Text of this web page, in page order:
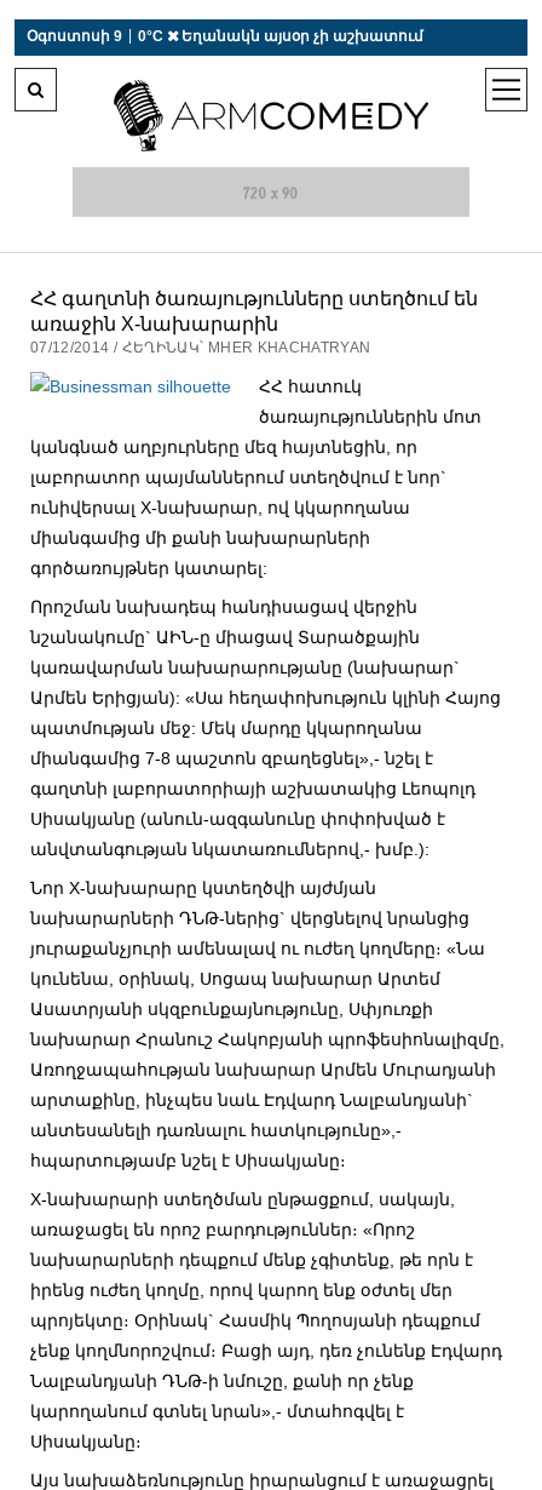
Օգոստոսի 9 0°C  Եղանակն այսօր չի աշխատում
open
ՀՀ գաղտնի ծառայությունները ստեղծում են
առաջին X-նախարարին
07/12/2014 / ՀԵՂԻՆԱԿ՝ MHER KHACHATRYAN
ՀՀ հատուկ
ծառայություններին մոտ
կանգնած աղբյուրները մեզ հայտնեցին, որ
լաբորատոր պայմաններում ստեղծվում է նոր`
ունիվերսալ X-նախարար, ով կկարողանա
միանգամից մի քանի նախարարների
գործառույթներ կատարել:
Որոշման նախադեպ հանդիսացավ վերջին
նշանակումը` ԱԻՆ-ը միացավ Տարածքային
կառավարման նախարարությանը (նախարար`
Արմեն Երիցյան): «Սա հեղափոխություն կլինի Հայոց
պատմության մեջ: Մեկ մարդը կկարողանա
միանգամից 7-8 պաշտոն զբաղեցնել»,- նշել է
գաղտնի լաբորատորիայի աշխատակից Լեոպոլդ
Սիսակյանը (անուն-ազգանունը փոփոխված է
անվտանգության նկատառումներով,- խմբ.):
Նոր X-նախարարը կստեղծվի այժմյան
նախարարների ԴՆԹ-ներից` վերցնելով նրանցից
յուրաքանչյուրի ամենալավ ու ուժեղ կողմերը։ «Նա
կունենա, օրինակ, Սոցապ նախարար Արտեմ
Ասատրյանի սկզբունքայնությունը, Սփյուռքի
նախարար Հրանուշ Հակոբյանի պրոֆեսիոնալիզմը,
Առողջապահության նախարար Արմեն Մուրադյանի
արտաքինը, ինչպես նաև Էդվարդ Նալբանդյանի`
անտեսանելի դառնալու հատկությունը»,-
հպարտությամբ նշել է Սիսակյանը։
X-նախարարի ստեղծման ընթացքում, սակայն,
առաջացել են որոշ բարդություններ։ «Որոշ
նախարարների դեպքում մենք չգիտենք, թե որն է
իրենց ուժեղ կողմը, որով կարող ենք օժտել մեր
պրոյեկտը։ Օրինակ` Հասմիկ Պողոսյանի դեպքում
չենք կողմնորոշվում։ Բացի այդ, դեռ չունենք Էդվարդ
Նալբանդյանի ԴՆԹ-ի նմուշը, քանի որ չենք
կարողանում գտնել նրան»,- մտահոգվել է
Սիսակյանը։
Այս նախաձեռնությունը իրարանցում է առաջացրել